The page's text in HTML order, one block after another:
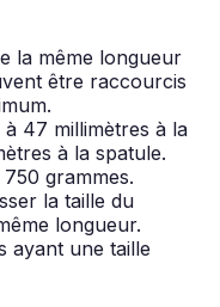
la même longueur
être raccourcis
47 millimètres à la
à la spatule.
grammes.
la taille du
longueur.
ayant une taille